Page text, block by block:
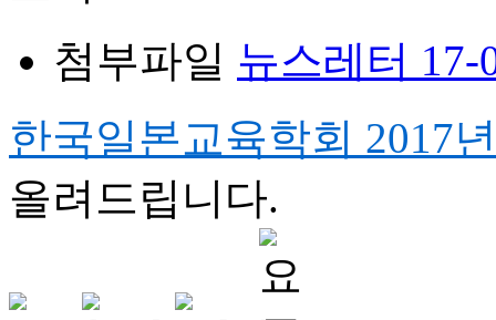
첨부파일 뉴스레터 17-
한국일본교육학회 2017
올려드립니다.